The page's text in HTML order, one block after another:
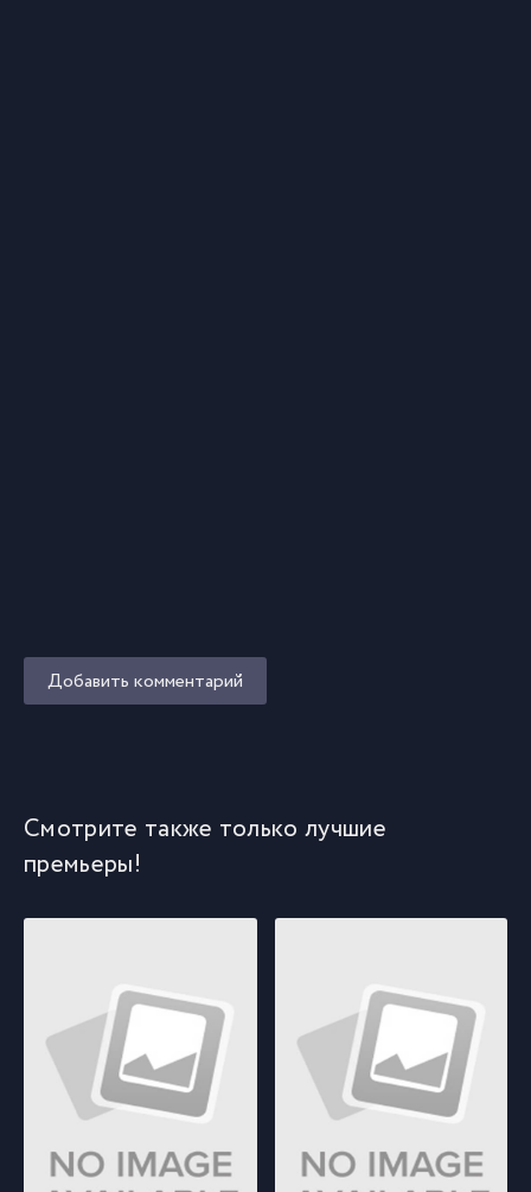
Добавить комментарий
Смотрите также только лучшие
премьеры!